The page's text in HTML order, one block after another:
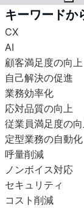
キーワードか
CX
AI
顧客満足度の向上
自己解決の促進
業務効率化
応対品質の向上
従業員満足度の向
定型業務の自動化
呼量削減
ノンボイス対応
セキュリティ
コスト削減